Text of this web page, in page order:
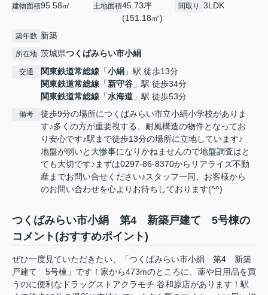
建物面積95.58㎡ 土地面積45.73坪
(151.18㎡)
間取り 3LDK
築年数 新築
所在地 茨城県つくばみらい市小絹
交通 関東鉄道常総線 「小絹 」駅 徒歩13分
関東鉄道常総線 「新守谷 」駅 徒歩34分
関東鉄道常総線 「水海道 」駅 徒歩53分
備考
徒歩9分の場所につくばみらい市立小絹小学校がありま
す♪多くの方が重要視する、耐風構造の物件となってお
り安心です♪駅まで徒歩13分の場所に立地しています♪
地盤が弱いと大惨事になりかねませんので地盤調査はと
ても大切です♪まずは0297-86-8370からリアライズ不動
産までお問い合せください♪スタッフ一同、お客様から
のお問い合わせを心よりお待ちしております(^^)
つくばみらい市小絹 第4 新築戸建て 5号棟の
コメント(おすすめポイント)
ぜひ一度見ていただきたい、「つくばみらい市小絹 第4 新築
戸建て 5号棟」です！家から473mのところに、薬や日用品を買
うのに便利なドラッグストアクラモチ 谷和原店があります！駅